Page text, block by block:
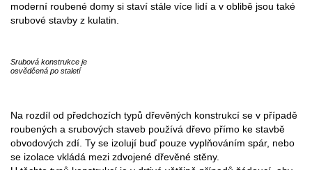
moderní roubené domy si staví stále více lidí a v oblibě jsou také
srubové stavby z kulatin.
Srubová konstrukce je
osvědčená po staletí
Na rozdíl od předchozích typů dřevěných konstrukcí se v případě
roubených a srubových staveb používá dřevo přímo ke stavbě
obvodových zdí. Ty se izolují buď pouze vyplňováním spár, nebo
se izolace vkládá mezi zdvojené dřevěné stěny.